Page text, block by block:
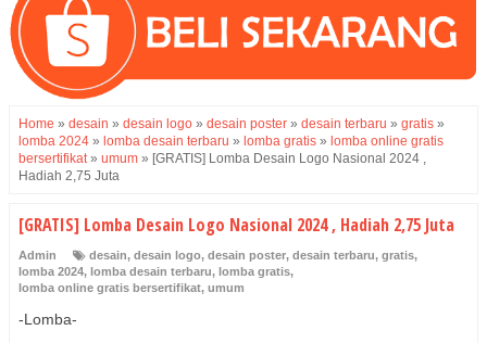
Home » desain » desain logo » desain poster » desain terbaru » gratis »
lomba 2024 » lomba desain terbaru » lomba gratis » lomba online gratis
bersertifikat» umum » [GRATIS] Lomba Desain Logo Nasional 2024 ,
Hadiah 2,75 Juta
[GRATIS] Lomba Desain Logo Nasional 2024 , Hadiah 2,75 Juta
Admin desain, desain logo, desain poster, desain terbaru, gratis,
lomba 2024, lomba desain terbaru, lomba gratis,
lomba online gratis bersertifikat, umum
-Lomba-